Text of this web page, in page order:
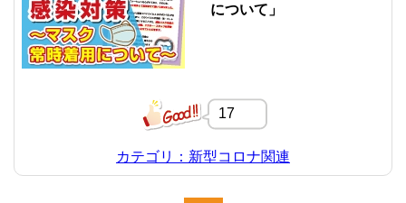
について」
17
カテゴリ：新型コロナ関連